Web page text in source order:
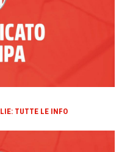
TUTTE LE INFO